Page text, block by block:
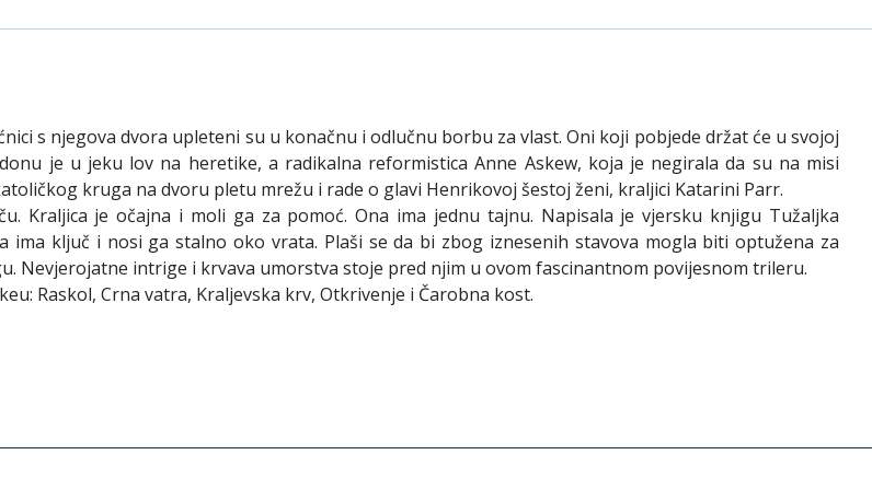
s njegova dvora upleteni su u konačnu i odlučnu borbu za vlast. Oni koji pobjede držat će u svojoj
je u jeku lov na heretike, a radikalna reformistica Anne Askew, koja je negirala da su na misi
kruga na dvoru pletu mrežu i rade o glavi Henrikovoj šestoj ženi, kraljici Katarini Parr.
Kraljica je očajna i moli ga za pomoć. Ona ima jednu tajnu. Napisala je vjersku knjigu Tužaljka
ključ i nosi ga stalno oko vrata. Plaši se da bi zbog iznesenih stavova mogla biti optužena za
Nevjerojatne intrige i krvava umorstva stoje pred njim u ovom fascinantnom povijesnom trileru.
Raskol, Crna vatra, Kraljevska krv, Otkrivenje i Čarobna kost.